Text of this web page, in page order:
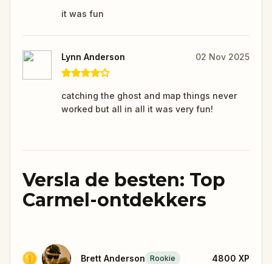
it was fun
Lynn Anderson 02 Nov 2025
catching the ghost and map things never
worked but all in all it was very fun!
Versla de besten: Top
Carmel-ontdekkers
Brett Anderson Rookie 4800 XP